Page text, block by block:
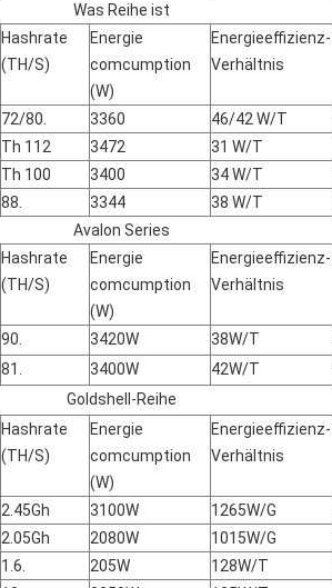
Was Reihe ist
Hashrate
(TH/S)
Energie
comcumption
(W)
Energieeffizienz-
Verhältnis
72/80. 3360 46/42 W/T
Th 112 3472 31 W/T
Th 100 3400 34 W/T
88. 3344 38 W/T
Avalon Series
Hashrate
(TH/S)
Energie
comcumption
(W)
Energieeffizienz-
Verhältnis
90. 3420W 38W/T
81. 3400W 42W/T
Goldshell-Reihe
Hashrate
(TH/S)
Energie
comcumption
(W)
Energieeffizienz-
Verhältnis
2.45Gh 3100W 1265W/G
2.05Gh 2080W 1015W/G
1.6. 205W 128W/T